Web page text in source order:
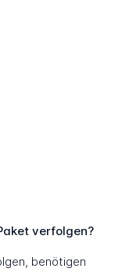
verfolgen?
benötigen